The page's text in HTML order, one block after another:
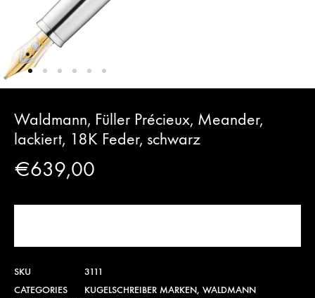
Waldmann, Füller Précieux, Meander,
lackiert, 18K Feder, schwarz
€639,00
SKU
3111
CATEGORIES
KUGELSCHREIBER MARKEN, WALDMANN